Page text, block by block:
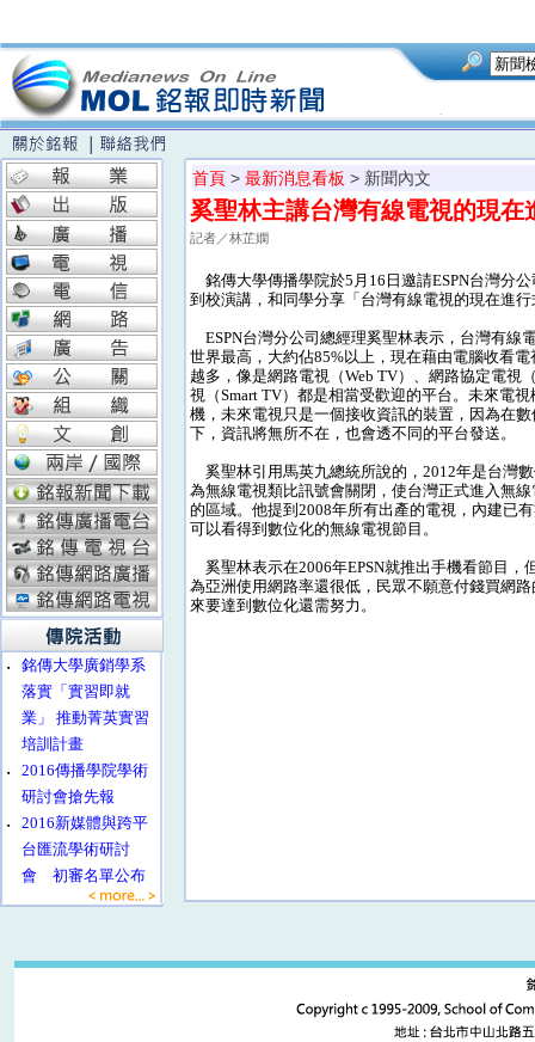
‧
銘傳大學廣銷學系
落實「實習即就
業」 推動菁英實習
培訓計畫
‧
2016傳播學院學術
研討會搶先報
‧
2016新媒體與跨平
台匯流學術研討
會 初審名單公布
首頁 > 最新消息看板 > 新聞內文
奚聖林主講台灣有線電視的現在
記者／林芷嫻
銘傳大學傳播學院於5月16日邀請ESPN台灣分
到校演講，和同學分享「台灣有線電視的現在進
ESPN台灣分公司總經理奚聖林表示，台灣有線
世界最高，大約佔85%以上，現在藉由電腦收看
越多，像是網路電視（Web TV）、網路協定電視
視（Smart TV）都是相當受歡迎的平台。未來電
機，未來電視只是一個接收資訊的裝置，因為在
下，資訊將無所不在，也會透不同的平台發送。
奚聖林引用馬英九總統所說的，2012年是台灣
為無線電視類比訊號會關閉，使台灣正式進入無
的區域。他提到2008年所有出產的電視，內建已
可以看得到數位化的無線電視節目。
奚聖林表示在2006年EPSN就推出手機看節目，
為亞洲使用網路率還很低，民眾不願意付錢買網
來要達到數位化還需努力。